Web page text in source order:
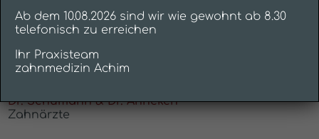
Dr. Schumann & Dr. Anneken
Zahnärzte
Ab dem 10.08.2026 sind wir wie gewohnt ab 8.30
telefonisch zu erreichen
Ihr Praxisteam
zahnmedizin Achim